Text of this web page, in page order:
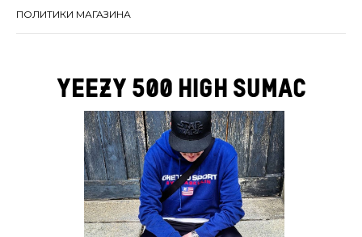
ПОЛИТИКИ МАГАЗИНА
YEEZY 500 HIGH SUMAC